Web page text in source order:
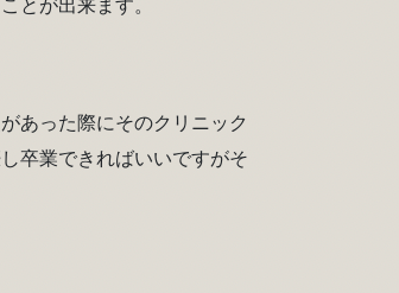
とが出来ます。
あった際にそのクリニック
卒業できればいいですがそ